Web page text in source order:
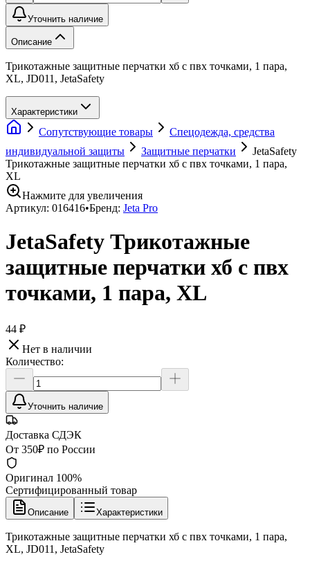
Уточнить наличие
Описание
Трикотажные защитные перчатки хб с пвх точками, 1 пара,
XL, JD011, JetaSafety
Характеристики
Сопутствующие товары
Спецодежда, средства
индивидуальной защиты
Защитные перчатки
JetaSafety
Трикотажные защитные перчатки хб с пвх точками, 1 пара,
XL
Нажмите для увеличения
Артикул: 016416•Бренд: Jeta Pro
JetaSafety Трикотажные
защитные перчатки хб с пвх
точками, 1 пара, XL
44 ₽
Нет в наличии
Количество:
Уточнить наличие
Доставка СДЭК
От 350₽ по России
Оригинал 100%
Сертифицированный товар
Описание Характеристики
Трикотажные защитные перчатки хб с пвх точками, 1 пара,
XL, JD011, JetaSafety